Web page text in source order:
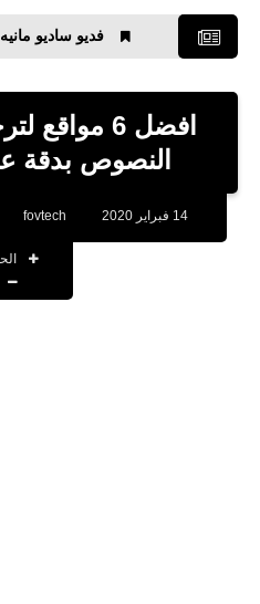
فديو ساديو مانيه يتهم
افضل 6
النصوص بدقة
14 فبراير 2020 fovtech